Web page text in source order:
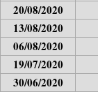
20/08/2020
13/08/2020
06/08/2020
19/07/2020
30/06/2020